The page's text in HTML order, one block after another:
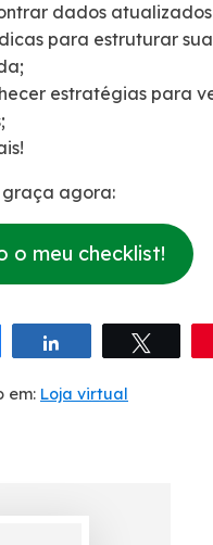
dados
para estruturar
estratégias para
graça agora:
o meu checklist!
Compartilhar
em: Loja virtual